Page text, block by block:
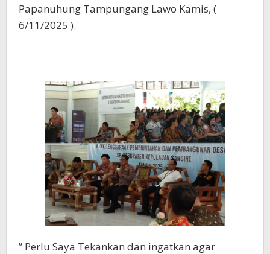
Papanuhung Tampungang Lawo Kamis, (
6/11/2025 ).
” Perlu Saya Tekankan dan ingatkan agar